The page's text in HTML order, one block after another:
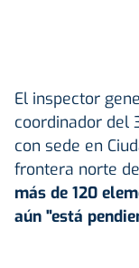
El inspector
coordinador del
con sede en
frontera norte
más de 120
aún "está